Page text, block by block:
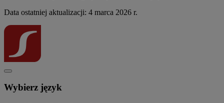
Data ostatniej aktualizacji: 4 marca 2026 r.
Wybierz język